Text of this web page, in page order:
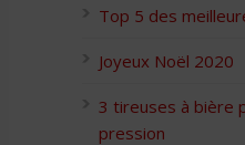
Top 5 des
Joyeux Noël 2020
3 tireuses à bière
pression